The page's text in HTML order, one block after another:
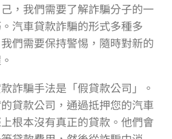
，我們需要了解詐騙分子的一
汽車貸款詐騙的形式多種多
們需要保持警惕，隨時對新的
詐騙手法是「假貸款公司」。
貸款公司，通過抵押您的汽車
根本沒有真正的貸款。他們會